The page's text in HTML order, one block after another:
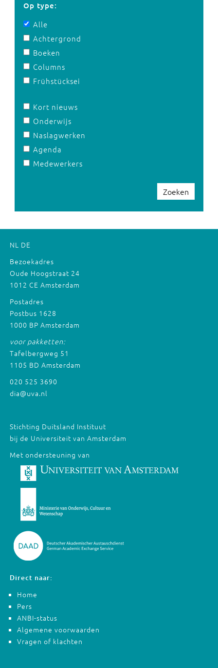
Op type:
Alle
Achtergrond
Boeken
Columns
Frühstücksei
Kort nieuws
Onderwijs
Naslagwerken
Agenda
Medewerkers
Zoeken
NL DE
Bezoekadres
Oude Hoogstraat 24
1012 CE Amsterdam
Postadres
Postbus 1628
1000 BP Amsterdam
voor pakketten:
Tafelbergweg 51
1105 BD Amsterdam
020 525 3690
dia@uva.nl
Stichting Duitsland Instituut
bij de Universiteit van Amsterdam
Met ondersteuning van
Direct naar:
Home
Pers
ANBI-status
Algemene voorwaarden
Vragen of klachten